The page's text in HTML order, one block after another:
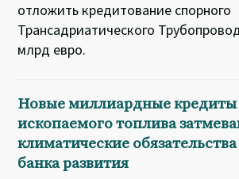
отложить кредитование спорного
Трансадриатического
млрд евро.
Новые миллиардные кредиты
ископаемого топлива
климатические
банка развития